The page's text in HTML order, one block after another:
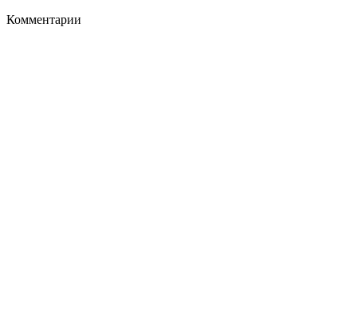
Комментарии